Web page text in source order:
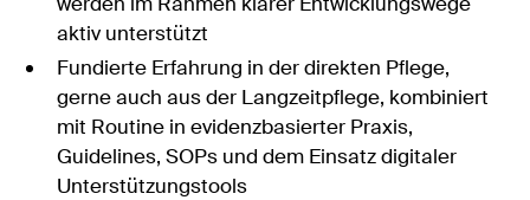
aktiv unterstützt
Fundierte Erfahrung in der direkten Pflege,
gerne auch aus der Langzeitpflege, kombiniert
mit Routine in evidenzbasierter Praxis,
Guidelines, SOPs und dem Einsatz digitaler
Unterstützungstools